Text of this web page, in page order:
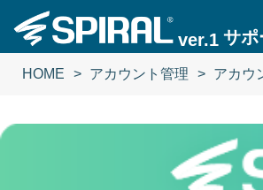
ver.1 サポ
HOME アカウント管理 アカウ